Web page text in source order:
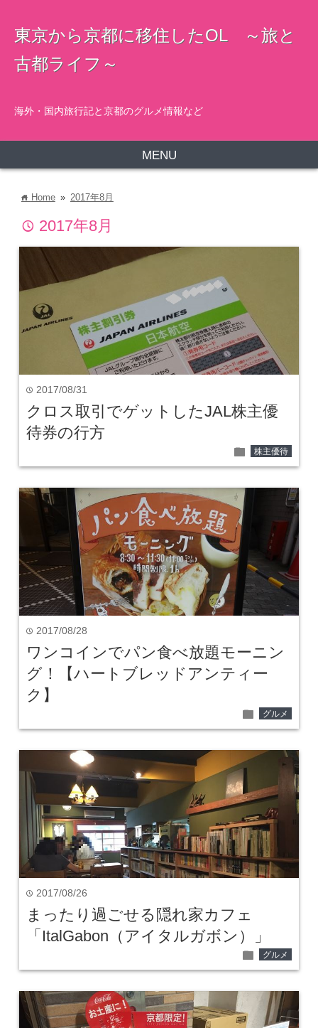
東京から京都に移住したOL ～旅と
古都ライフ～
海外・国内旅行記と京都のグルメ情報など
MENU
home Home » 2017年8月
time 2017年8月
time 2017/08/31
クロス取引でゲットしたJAL株主優
待券の行方
folder 株主優待
time 2017/08/28
ワンコインでパン食べ放題モーニン
グ！【ハートブレッドアンティー
ク】
folder グルメ
time 2017/08/26
まったり過ごせる隠れ家カフェ
「ItalGabon（アイタルガボン）」
folder グルメ